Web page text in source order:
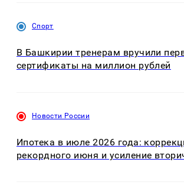
Спорт
В Башкирии тренерам вручили
сертификаты на миллион рублей
Новости России
Ипотека в июле 2026 года:
рекордного июня и усиление